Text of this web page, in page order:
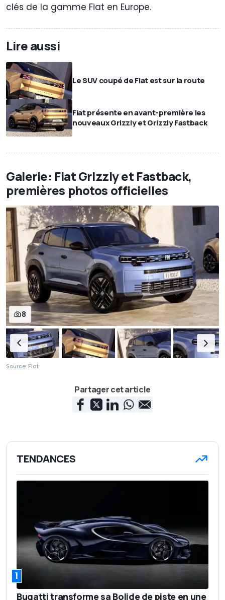
clés de la gamme Fiat en Europe.
Lire aussi
Le SUV coupé de Fiat est sur la route
Fiat présente en avant-première les
nouveaux Grizzly et Grizzly Fastback
Galerie: Fiat Grizzly et Fastback,
premières photos officielles
8
Source: Fiat
Partager cet article
TENDANCES
1
Bugatti transforme sa Bolide de piste en une